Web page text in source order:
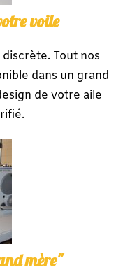
voile
Tout nos
dans un grand
de votre aile
mère"